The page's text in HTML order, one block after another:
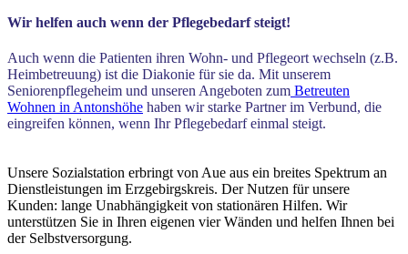
Wir helfen auch wenn der Pflegebedarf steigt!
Auch wenn die Patienten ihren Wohn- und Pflegeort wechseln (z.B.
Heimbetreuung) ist die Diakonie für sie da. Mit unserem
Seniorenpflegeheim und unseren Angeboten zum Betreuten
Wohnen in Antonshöhe haben wir starke Partner im Verbund, die
eingreifen können, wenn Ihr Pflegebedarf einmal steigt.
Unsere Sozialstation erbringt von Aue aus ein breites Spektrum an
Dienstleistungen im Erzgebirgskreis. Der Nutzen für unsere
Kunden: lange Unabhängigkeit von stationären Hilfen. Wir
unterstützen Sie in Ihren eigenen vier Wänden und helfen Ihnen bei
der Selbstversorgung.